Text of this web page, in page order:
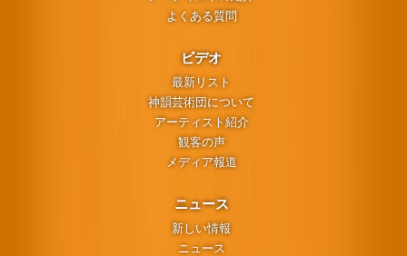
よくある質問
ビデオ
最新リスト
神韻芸術団について
アーティスト紹介
観客の声
メディア報道
ニュース
新しい情報
ニュース